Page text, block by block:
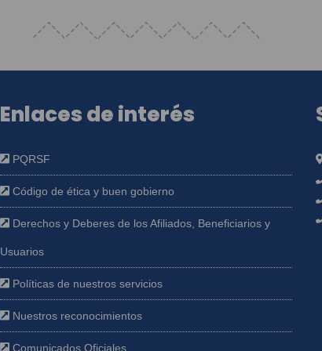
Enlaces de interés
PQRSF
Código de ética y buen gobierno
Derechos y Deberes de los Afiliados, Beneficiarios y
Usuarios
Políticas de nuestros servicios
Nuestros reconocimientos
Comunicados Oficiales